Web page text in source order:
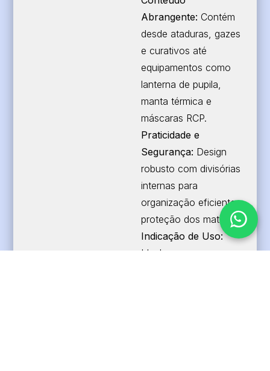
Abrangente: Contém
desde ataduras, gazes
e curativos até
equipamentos como
lanterna de pupila,
manta térmica e
máscaras RCP.
Praticidade e
Segurança: Design
robusto com divisórias
internas para
organização eficiente e
proteção dos materiais.
Indicação de Uso:
Ideal para empresas,